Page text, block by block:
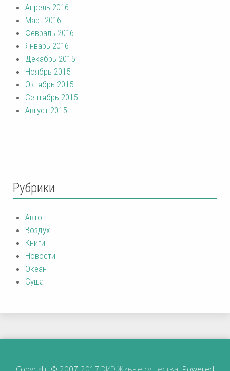
Апрель 2016
Март 2016
Февраль 2016
Январь 2016
Декабрь 2015
Ноябрь 2015
Октябрь 2015
Сентябрь 2015
Август 2015
Рубрики
Авто
Воздух
Книги
Новости
Океан
Суша
Copyright © 2007-2017 ЭИЭ Живые существа . Powered